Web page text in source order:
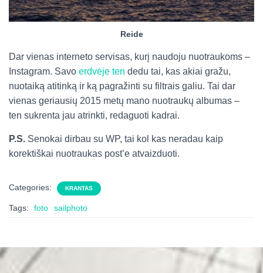
Reide
Dar vienas interneto servisas, kurį naudoju nuotraukoms –
Instagram. Savo erdvėje ten dedu tai, kas akiai gražu,
nuotaiką atitinką ir ką pagražinti su filtrais galiu. Tai dar
vienas geriausių 2015 metų mano nuotraukų albumas –
ten sukrenta jau atrinkti, redaguoti kadrai.
P.S. Senokai dirbau su WP, tai kol kas neradau kaip
korektiškai nuotraukas post’e atvaizduoti.
Categories: KRANTAS
Tags: foto sailphoto